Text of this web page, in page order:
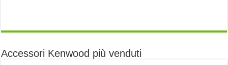
Accessori Kenwood più venduti